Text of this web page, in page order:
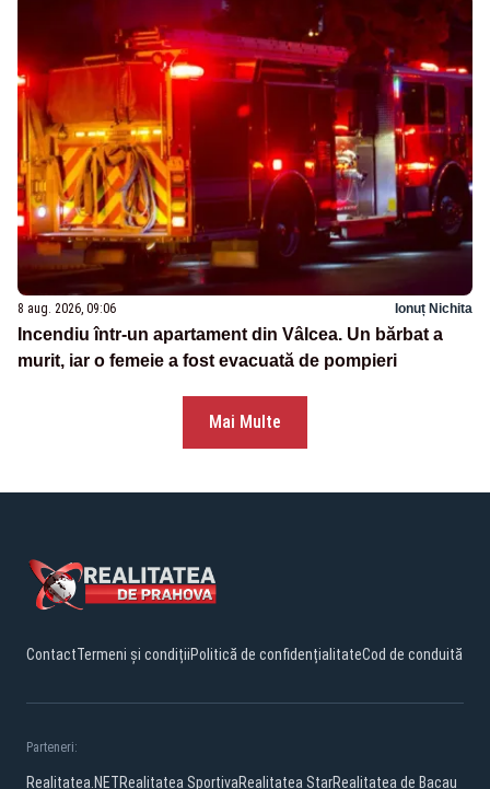
8 aug. 2026, 09:06 Ionuț Nichita
Incendiu într-un apartament din Vâlcea. Un bărbat a
murit, iar o femeie a fost evacuată de pompieri
Mai Multe
ContactTermeni și condițiiPolitică de confidențialitateCod de conduită
Parteneri:
Realitatea.NETRealitatea SportivaRealitatea StarRealitatea de Bacau